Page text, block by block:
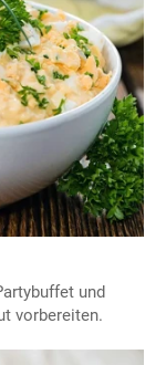
und
vorbereiten.